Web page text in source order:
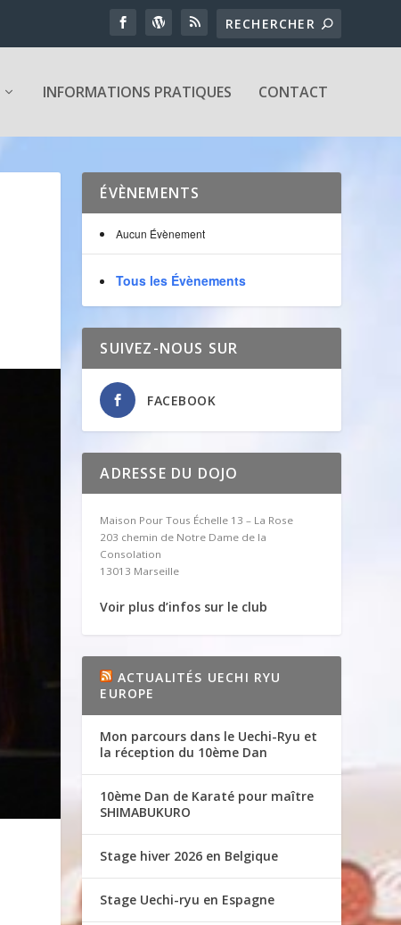
INFORMATIONS PRATIQUES CONTACT
ÉVÈNEMENTS
Aucun Évènement
Tous les Évènements
SUIVEZ-NOUS SUR
FACEBOOK
ADRESSE DU DOJO
Maison Pour Tous Échelle 13 – La Rose
203 chemin de Notre Dame de la
Consolation
13013 Marseille
Voir plus d’infos sur le club
ACTUALITÉS UECHI RYU
EUROPE
Mon parcours dans le Uechi-Ryu et
la réception du 10ème Dan
10ème Dan de Karaté pour maître
SHIMABUKURO
Stage hiver 2026 en Belgique
Stage Uechi-ryu en Espagne